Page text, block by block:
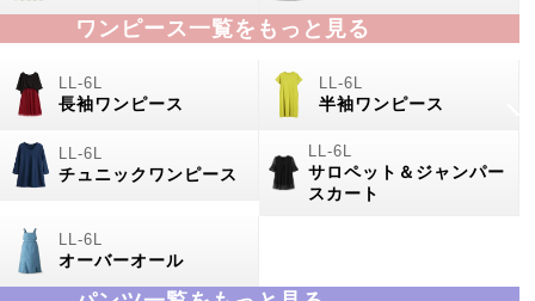
ワンピース一覧をもっと見る
長袖ワンピース 半袖ワンピース
チュニックワンピース
サロペット＆ジャンパー
スカート
オーバーオール